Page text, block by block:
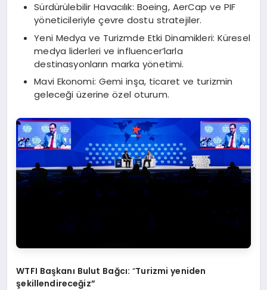
Sürdürülebilir Havacılık: Boeing, AerCap ve PIF
yöneticileriyle çevre dostu stratejiler.
Yeni Medya ve Turizmde Etki Dinamikleri: Küresel
medya liderleri ve influencer’larla
destinasyonların marka yönetimi.
Mavi Ekonomi: Gemi inşa, ticaret ve turizmin
geleceği üzerine özel oturum.
WTFI Başkanı Bulut Bağcı:“Turizmi yeniden
şekillendireceğiz”